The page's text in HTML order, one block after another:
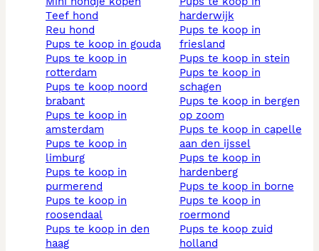
teef hond
reu hond
pups te koop in gouda
pups te koop in
rotterdam
pups te koop noord
brabant
pups te koop in
amsterdam
pups te koop in
limburg
pups te koop in
purmerend
pups te koop in
roosendaal
pups te koop in den
haag
harderwijk
pups te koop in
friesland
pups te koop in stein
pups te koop in
schagen
pups te koop in bergen
op zoom
pups te koop in capelle
aan den ijssel
pups te koop in
hardenberg
pups te koop in borne
pups te koop in
roermond
pups te koop zuid
holland